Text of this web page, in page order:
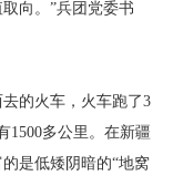
向。”兵团党委书
的火车，火车跑了3
1500多公里。在新疆
是低矮阴暗的“地窝